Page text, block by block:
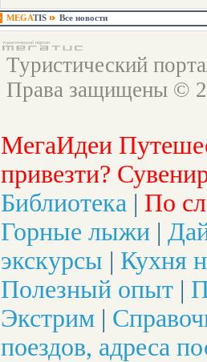
MEGATIS Все новости
Туристический
Права защищены ©
МегаИдеи
привезти?
Библиотека | По
Горные лыжи |
экскурсы | Кухня
Полезный опыт |
Экстрим |
поездов, адреса